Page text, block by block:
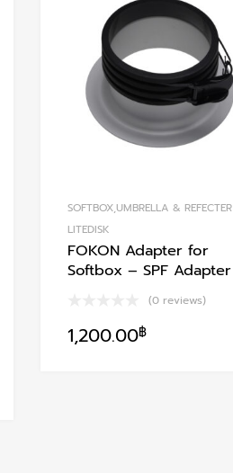
SOFTBOX,UMBRELLA & REFECTER
LITEDISK
FOKON Adapter for
Softbox – SPF Adapter
(0 reviews)
1,200.00฿